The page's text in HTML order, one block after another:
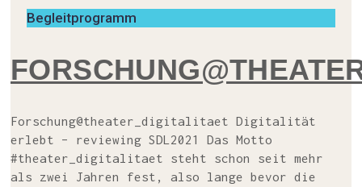
Begleitprogramm
Forschung@theater_digitalitaet Digi­ta­li­tät
erlebt – revie­w­ing SDL2021 Das Mot­to
#theater_digitalitaet steht schon seit mehr
als zwei Jah­ren fest, also lan­ge bevor die